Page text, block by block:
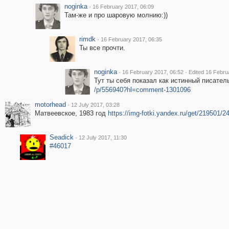
noginka · 16 February 2017, 06:09
Там-же и про шаровую молнию:))
rimdk · 16 February 2017, 06:35
Ты все прочти.
noginka · 16 February 2017, 06:52 · Edited 16
Тут ты себя показал как истинный
/p/556940?hl=comment-1301096
motorhead · 12 July 2017, 03:28
Матвеевское, 1983 год https://img-fotki.yandex.ru/get/219501/
Seadick · 12 July 2017, 11:30
#46017